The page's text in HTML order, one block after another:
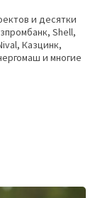
и десятки
Shell,
Казцинк,
и многие